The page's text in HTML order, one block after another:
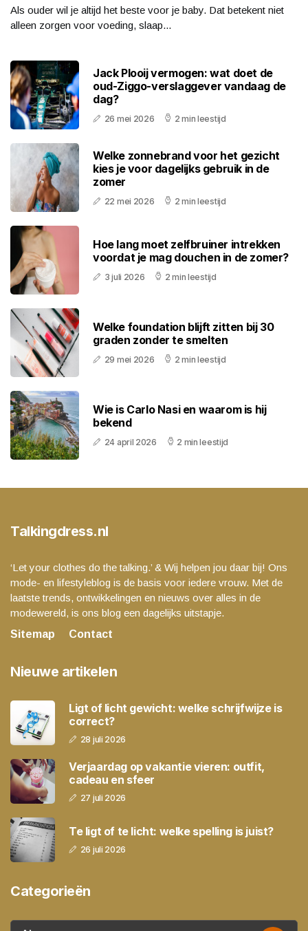
Als ouder wil je altijd het beste voor je baby. Dat betekent niet
alleen zorgen voor voeding, slaap...
Jack Plooij vermogen: wat doet de
oud-Ziggo-verslaggever vandaag de
dag?
26 mei 2026 2 min leestijd
Welke zonnebrand voor het gezicht
kies je voor dagelijks gebruik in de
zomer
22 mei 2026 2 min leestijd
Hoe lang moet zelfbruiner intrekken
voordat je mag douchen in de zomer?
3 juli 2026 2 min leestijd
Welke foundation blijft zitten bij 30
graden zonder te smelten
29 mei 2026 2 min leestijd
Wie is Carlo Nasi en waarom is hij
bekend
24 april 2026 2 min leestijd
Talkingdress.nl
‘Let your clothes do the talking.’ & Wij helpen jou daar bij! Ons
mode- en lifestyleblog is de basis voor iedere vrouw. Met de
laatste trends, ontwikkelingen en nieuws over alles in de
modewereld, is ons blog een dagelijks uitstapje.
Sitemap
Contact
Nieuwe artikelen
Ligt of licht gewicht: welke schrijfwijze is
correct?
28 juli 2026
Verjaardag op vakantie vieren: outfit,
cadeau en sfeer
27 juli 2026
Te ligt of te licht: welke spelling is juist?
26 juli 2026
Categorieën